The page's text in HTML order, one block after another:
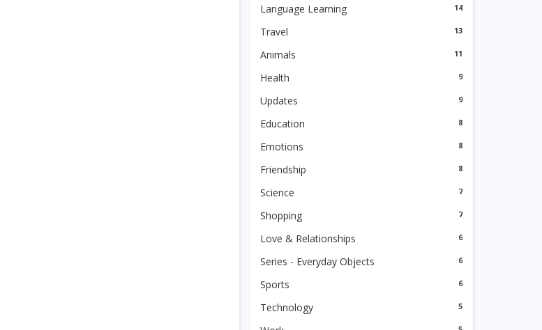
Language Learning 14
Travel 13
Animals 11
Health 9
Updates 9
Education 8
Emotions 8
Friendship 8
Science 7
Shopping 7
Love & Relationships 6
Series - Everyday Objects 6
Sports 6
Technology 5